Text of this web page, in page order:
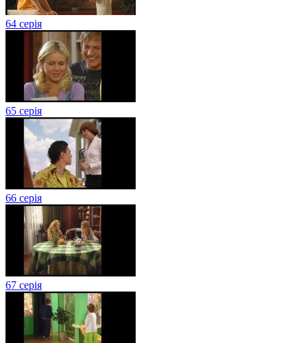
64 серія
65 серія
66 серія
67 серія